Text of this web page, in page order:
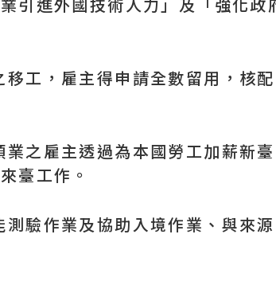
工，雇主得申請全數留用，核
之雇主透過為本國勞工加薪新
臺工作。
驗作業及協助入境作業、與來